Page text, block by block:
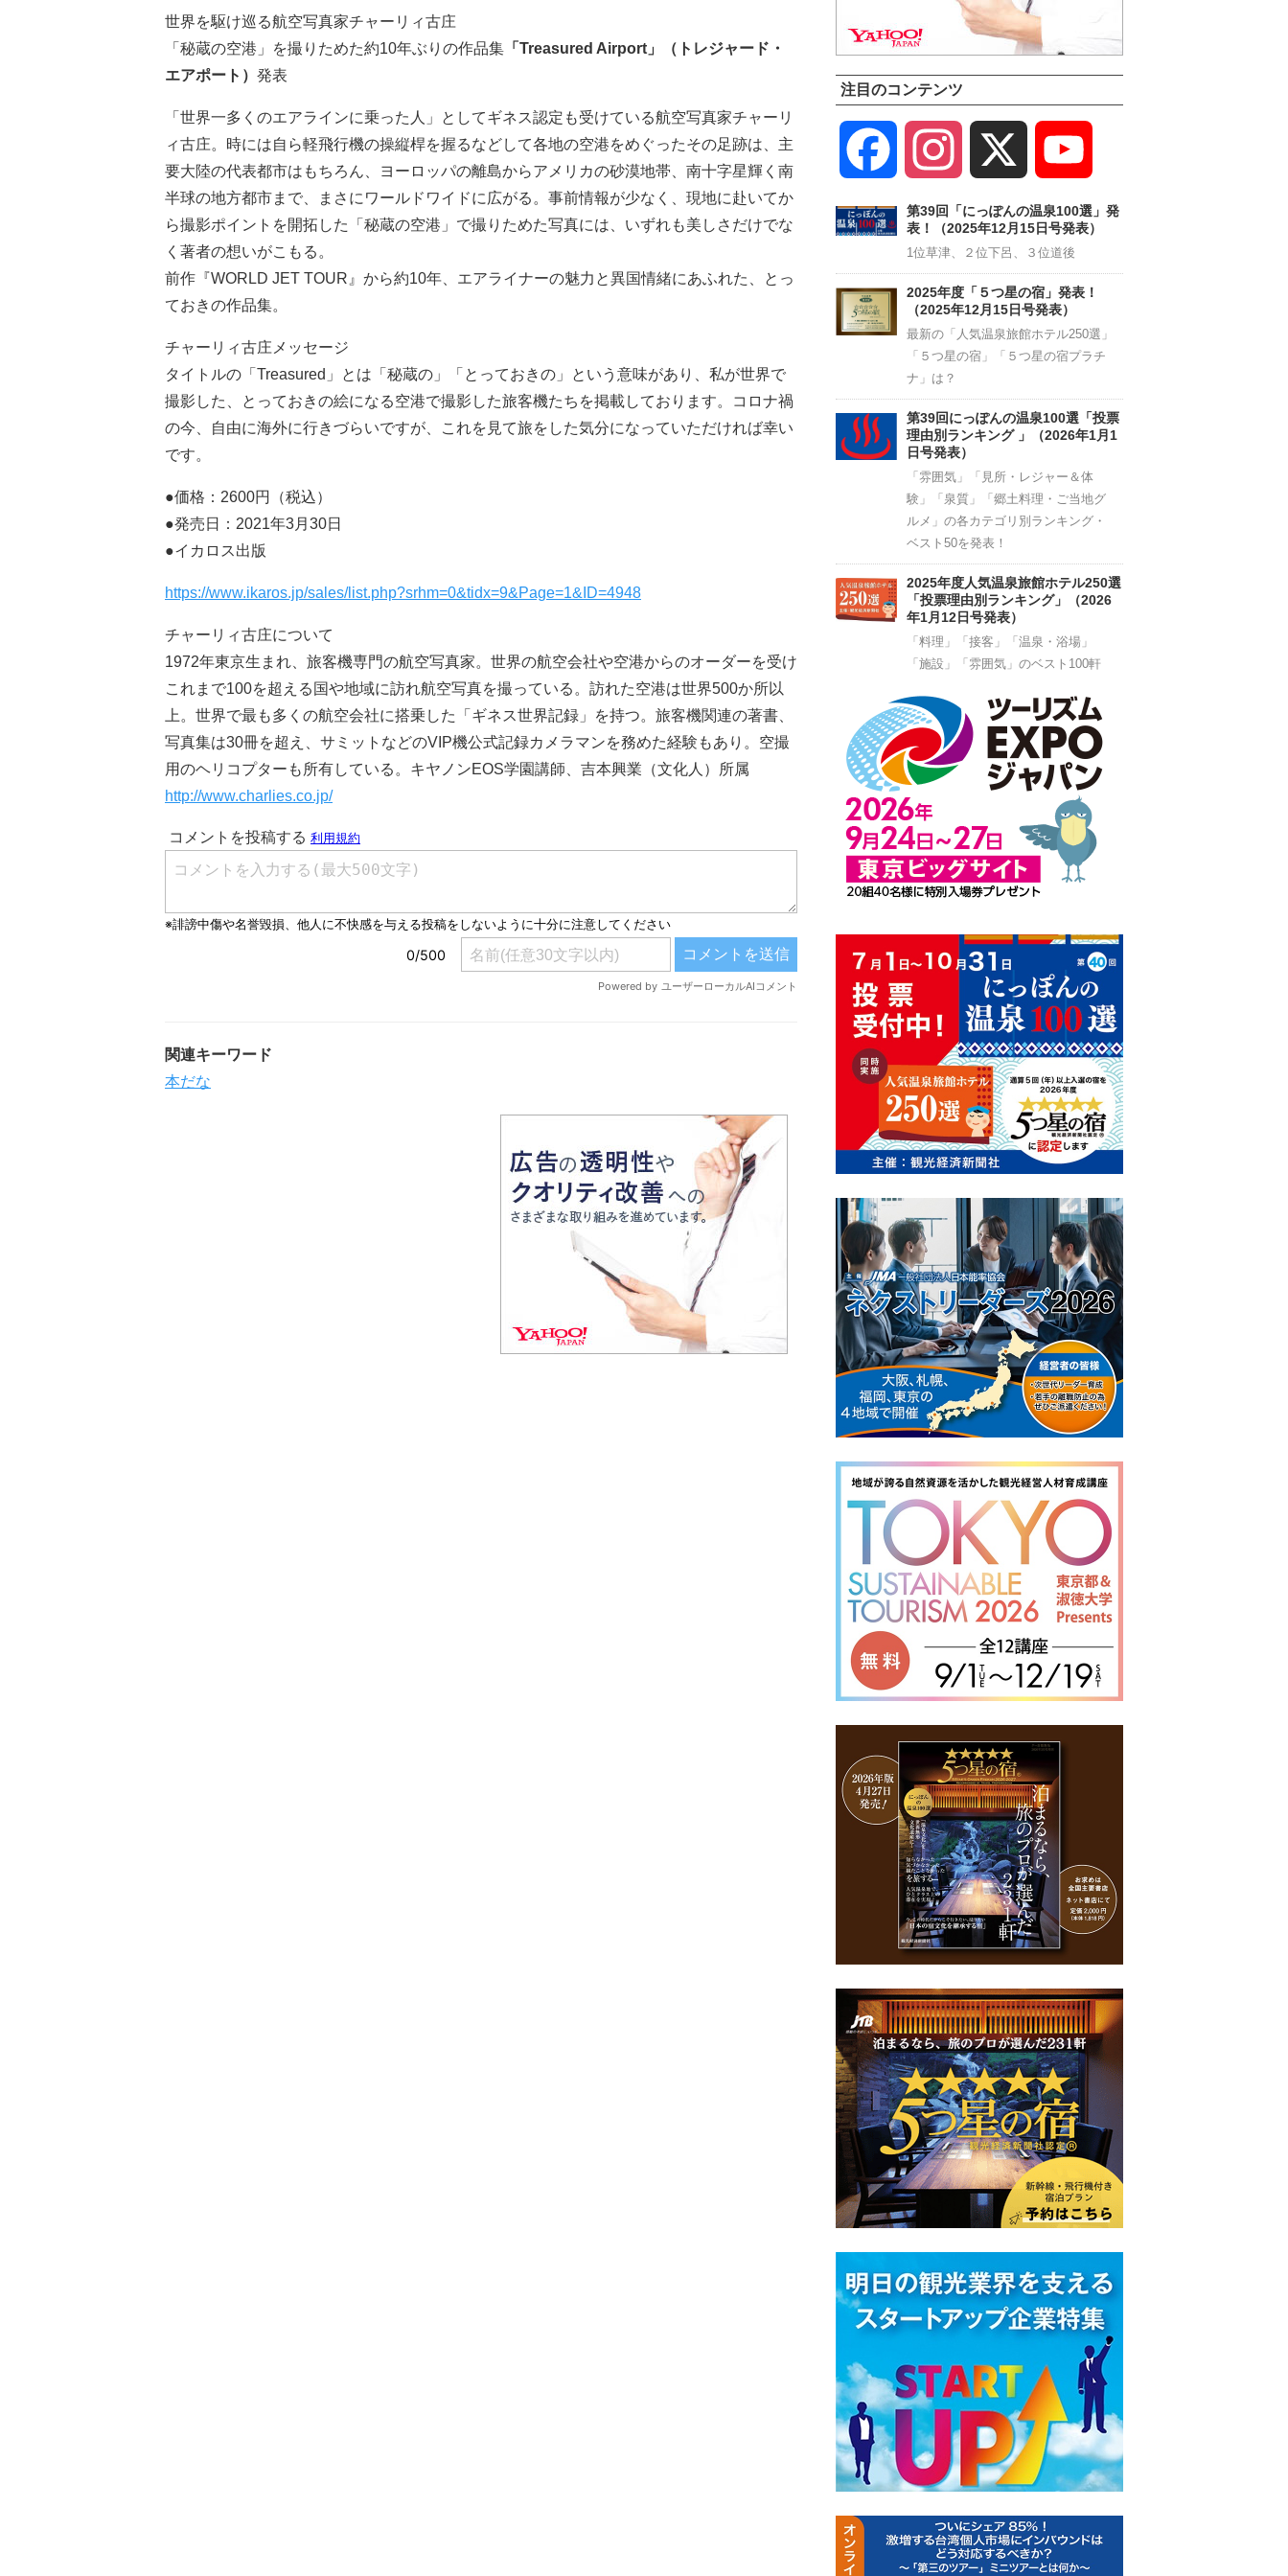
世界を駆け巡る航空写真家チャーリィ古庄
「秘蔵の空港」を撮りためた約10年ぶりの作品集 「 Treasured Airport 」
（トレジャード・
エアポート） 発表
「世界一多くのエアラインに乗った人」としてギネス認定も受けている航空写真家チャーリ
ィ古庄。時には自ら軽飛行機の操縦桿を握るなどして各地の空港をめぐったその足跡は、主
要大陸の代表都市はもちろん、ヨーロッパの離島からアメリカの砂漠地帯、南十字星輝く南
半球の地方都市まで、まさにワールドワイドに広がる。事前情報が少なく、現地に赴いてか
ら撮影ポイントを開拓した「秘蔵の空港」で撮りためた写真には、いずれも美しさだけでな
く著者の想いがこもる。
前作『WORLD JET TOUR』から約10年、エアライナーの魅力と異国情緒にあふれた、とっ
ておきの作品集。
チャーリィ古庄メッセージ
タイトルの「Treasured」とは「秘蔵の」「とっておきの」という意味があり、私が世界で
撮影した、とっておきの絵になる空港で撮影した旅客機たちを掲載しております。コロナ禍
の今、自由に海外に行きづらいですが、これを見て旅をした気分になっていただければ幸い
です。
●価格：2600円（税込）
●発売日：2021年3月30日
●イカロス出版
https://www.ikaros.jp/sales/list.php?srhm=0&tidx=9&Page=1&ID=4948
チャーリィ古庄について
1972年東京生まれ、旅客機専門の航空写真家。世界の航空会社や空港からのオーダーを受け
これまで100を超える国や地域に訪れ航空写真を撮っている。訪れた空港は世界500か所以
上。世界で最も多くの航空会社に搭乗した「ギネス世界記録」を持つ。旅客機関連の著書、
写真集は30冊を超え、サミットなどのVIP機公式記録カメラマンを務めた経験もあり。空撮
用のヘリコプターも所有している。キヤノンEOS学園講師、吉本興業（文化人）所属
http://www.charlies.co.jp/
関連キーワード
本だな
注目のコンテンツ
Facebook Instagram
Channel
第39回「にっぽんの温泉100選」発
表！（2025年12月15日号発表）
1位草津、２位下呂、３位道後
2025年度「５つ星の宿」発表！
（2025年12月15日号発表）
最新の「人気温泉旅館ホテル250選」
「５つ星の宿」「５つ星の宿プラチ
ナ」は？
第39回にっぽんの温泉100選「投票
理由別ランキング 」（2026年1月1
日号発表）
「雰囲気」「見所・レジャー＆体
験」「泉質」「郷土料理・ご当地グ
ルメ」の各カテゴリ別ランキング・
ベスト50を発表！
2025年度人気温泉旅館ホテル250選
「投票理由別ランキング」（2026
年1月12日号発表）
「料理」「接客」「温泉・浴場」
「施設」「雰囲気」のベスト100軒